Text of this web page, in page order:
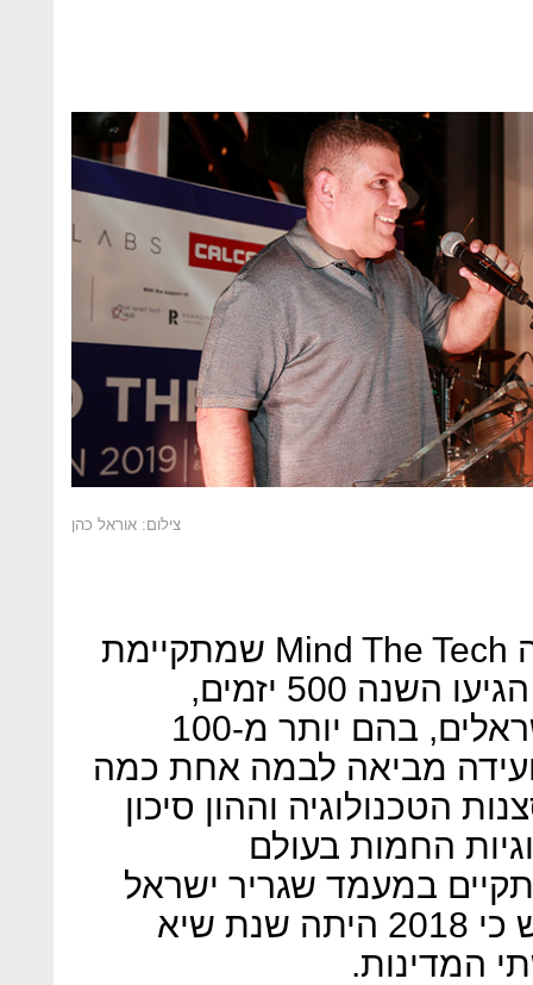
צילום: אוראל כהן
לוועידת החדשנות והטכנולוגיה Mind The Tech שמתקיימת
בלונדון זאת הפעם השלישית, הגיעו השנה 500 יזמים,
משקיעים ובכירים בריטיים וישראלים, בהם יותר מ-100
מביאה לבמה אחת כמה
הטכנולוגיה וההון סיכון
החמות בעולם
במעמד שגריר ישראל
בבריטניה, מארק רגב, שהדגיש כי 2018 היתה שנת שיא
המדינות.